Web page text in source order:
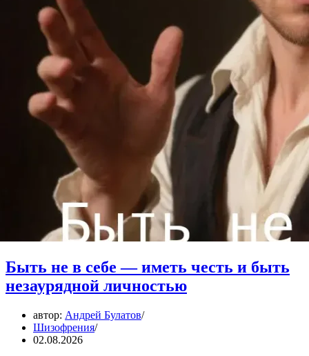
Быть не в себе — иметь честь и быть
незаурядной личностью
автор: Андрей Булатов
Шизофрения
02.08.2026